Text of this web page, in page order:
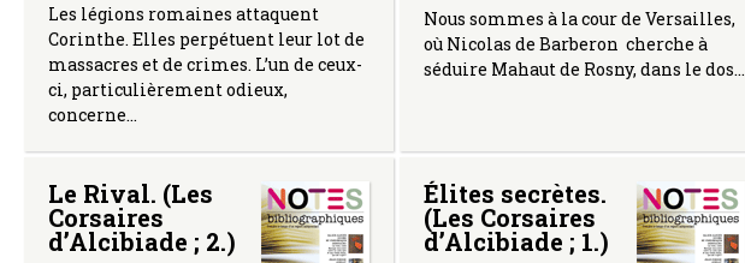
Les légions romaines attaquent
Corinthe. Elles perpétuent leur lot de
massacres et de crimes. L’un de ceux-
ci, particulièrement odieux,
concerne…
Nous sommes à la cour de Versailles,
où Nicolas de Barberon cherche à
séduire Mahaut de Rosny, dans le dos…
Le Rival. (Les
Corsaires
d’Alcibiade ; 2.)
Élites secrètes.
(Les Corsaires
d’Alcibiade ; 1.)